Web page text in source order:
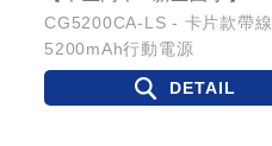
CG5200CA-LS - 卡片款帶線
5200mAh行動電源
DETAIL